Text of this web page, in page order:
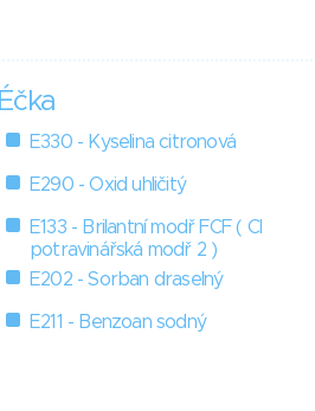
Éčka
E330 - Kyselina citronová
E290 - Oxid uhličitý
E133 - Brilantní modř FCF ( Cl
potravinářská modř 2 )
E202 - Sorban draselný
E211 - Benzoan sodný